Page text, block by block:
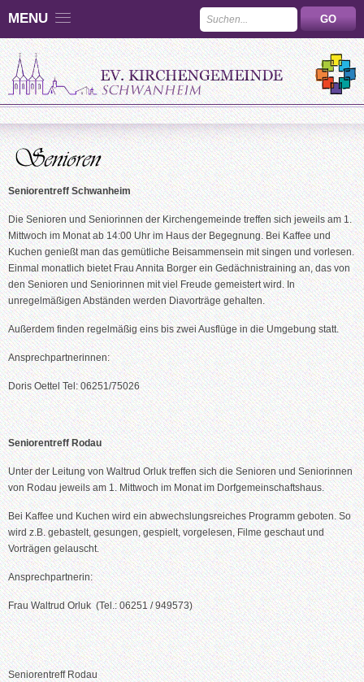
MENU
Seniorentreff Schwanheim
Die Senioren und Seniorinnen der Kirchengemeinde treffen sich jeweils am 1.
Mittwoch im Monat ab 14:00 Uhr im Haus der Begegnung. Bei Kaffee und
Kuchen genießt man das gemütliche Beisammensein mit singen und vorlesen.
Einmal monatlich bietet Frau Annita Borger ein Gedächnistraining an, das von
den Senioren und Seniorinnen mit viel Freude gemeistert wird. In
unregelmäßigen Abständen werden Diavorträge gehalten.
Außerdem finden regelmäßig eins bis zwei Ausflüge in die Umgebung statt.
Ansprechpartnerinnen:
Doris Oettel Tel: 06251/75026
Seniorentreff Rodau
Unter der Leitung von Waltrud Orluk treffen sich die Senioren und Seniorinnen
von Rodau jeweils am 1. Mittwoch im Monat im Dorfgemeinschaftshaus.
Bei Kaffee und Kuchen wird ein abwechslungsreiches Programm geboten. So
wird z.B. gebastelt, gesungen, gespielt, vorgelesen, Filme geschaut und
Vorträgen gelauscht.
Ansprechpartnerin:
Frau Waltrud Orluk (Tel.: 06251 / 949573)
Seniorentreff Rodau